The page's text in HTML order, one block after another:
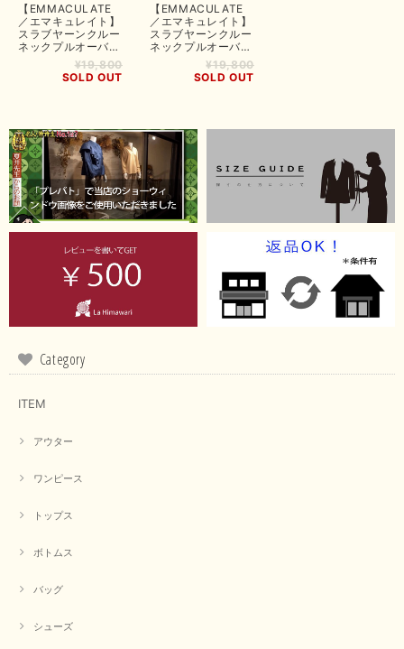
【EMMACULATE
／エマキュレイト】
スラブヤーンクルー
ネックプルオーバー
¥19,800
SOLD OUT
【EMMACULATE
／エマキュレイト】
スラブヤーンクルー
ネックプルオーバー
（ネイビー）¥19,800
SOLD OUT
Category
ITEM
アウター
ワンピース
トップス
ボトムス
バッグ
シューズ